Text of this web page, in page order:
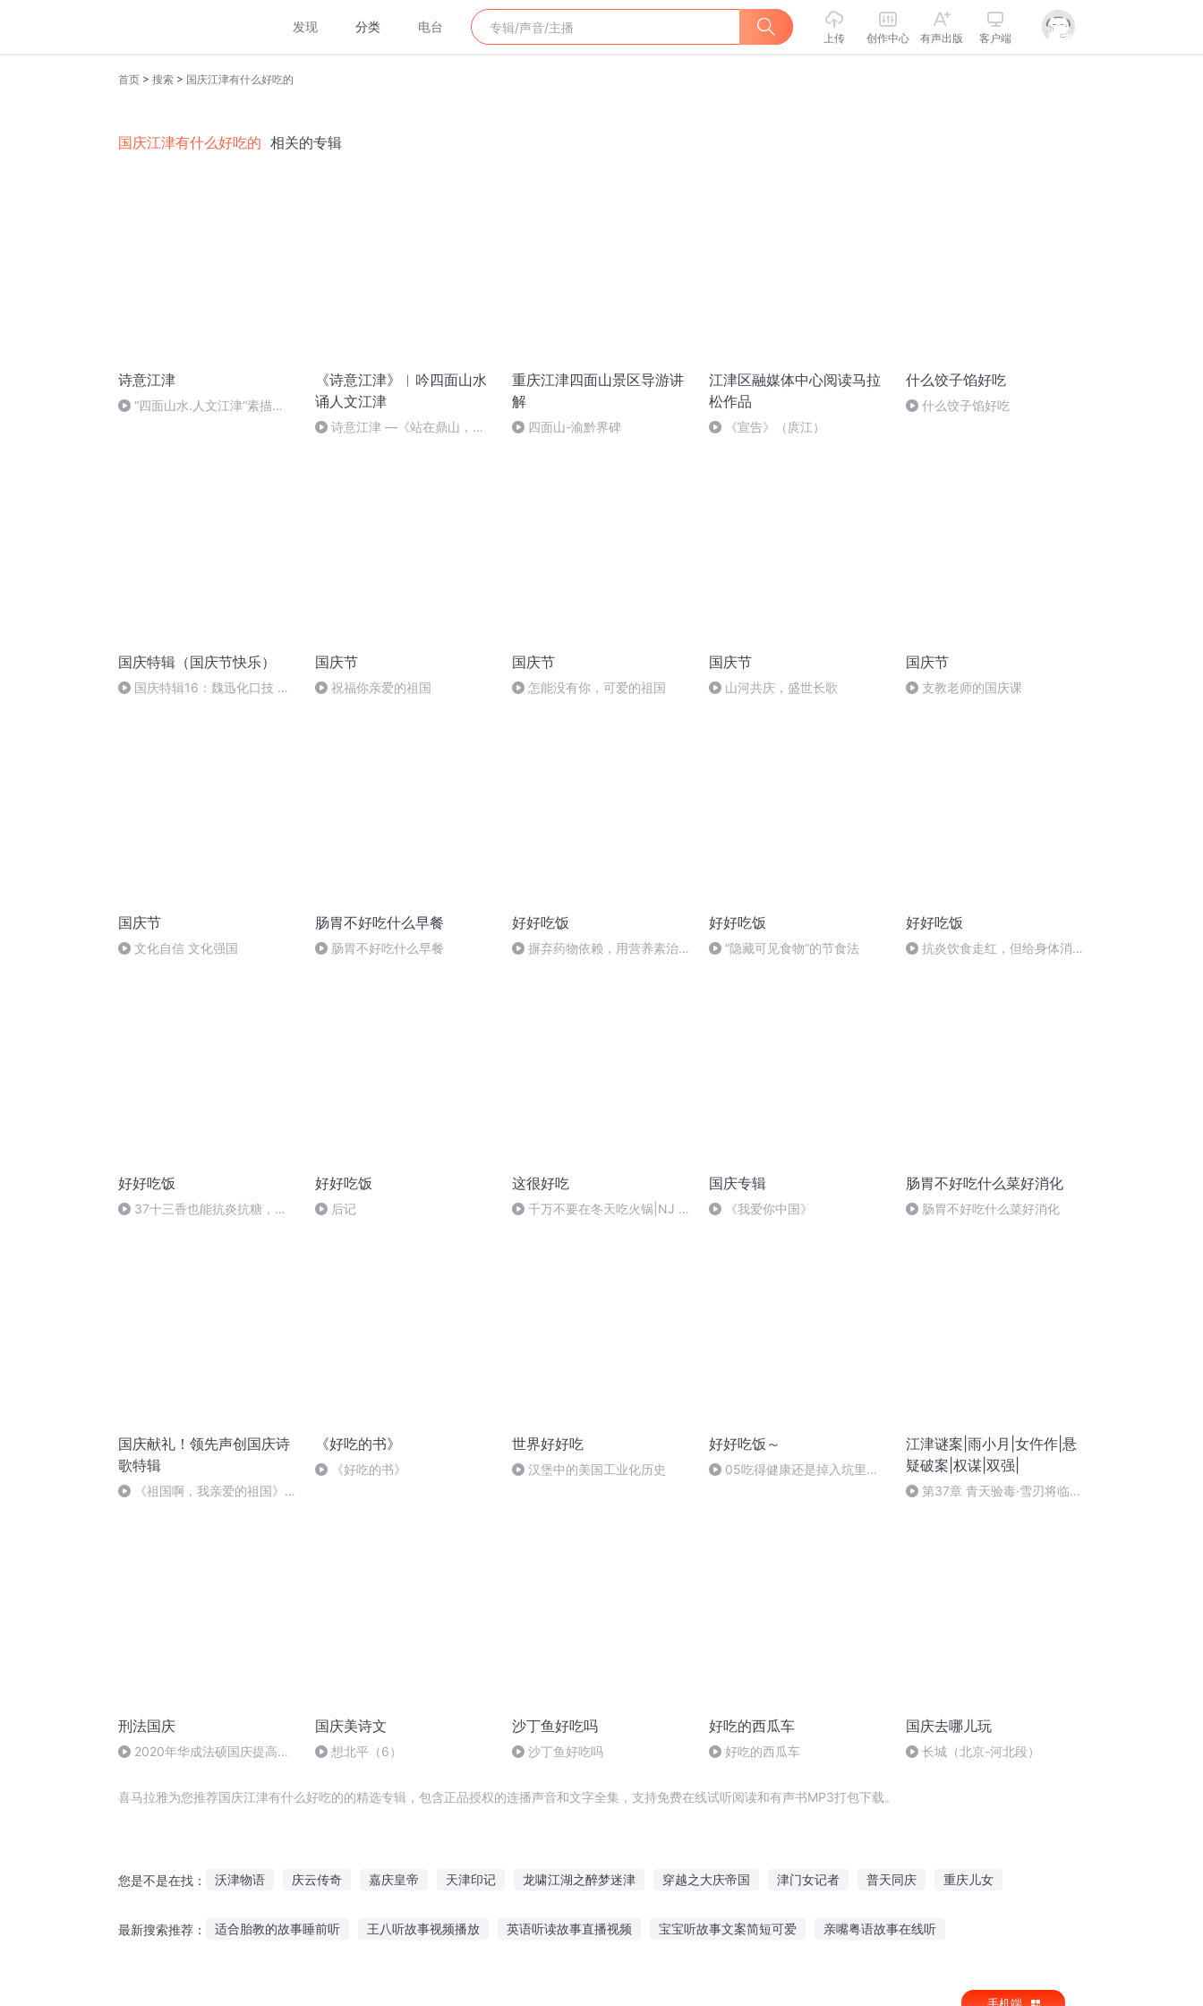
发现 分类 电台
上传 创作中心 有声出版 客户端
首页 > 搜索 > 国庆江津有什么好吃的
国庆江津有什么好吃的 相关的专辑
诗意江津
“四面山水.人文江津”素描
《诗意江津》︳吟四面山水
诵人文江津
诗意江津 —《站在鼎山，我
重庆江津四面山景区导游讲
解
四面山-渝黔界碑
江津区融媒体中心阅读马拉
松作品
《宣告》（庹江）
什么饺子馅好吃
什么饺子馅好吃
国庆特辑（国庆节快乐）
国庆特辑16：魏迅化口技 二
国庆节
祝福你亲爱的祖国
国庆节
怎能没有你，可爱的祖国
国庆节
山河共庆，盛世长歌
国庆节
支教老师的国庆课
国庆节
文化自信 文化强国
肠胃不好吃什么早餐
肠胃不好吃什么早餐
好好吃饭
摒弃药物依赖，用营养素治愈
好好吃饭
“隐藏可见食物”的节食法
好好吃饭
抗炎饮食走红，但给身体消炎
好好吃饭
37十三香也能抗炎抗糖，这
好好吃饭
后记
这很好吃
千万不要在冬天吃火锅|NJ 秋
国庆专辑
《我爱你中国》
肠胃不好吃什么菜好消化
肠胃不好吃什么菜好消化
国庆献礼！领先声创国庆诗
歌特辑
《祖国啊，我亲爱的祖国》温
《好吃的书》
《好吃的书》
世界好好吃
汉堡中的美国工业化历史
好好吃饭～
05吃得健康还是掉入坑里？
江津谜案|雨小月|女仵作|悬
疑破案|权谋|双强|
第37章 青天验毒·雪刃将临
刑法国庆
2020年华成法硕国庆提高班
国庆美诗文
想北平（6）
沙丁鱼好吃吗
沙丁鱼好吃吗
好吃的西瓜车
好吃的西瓜车
国庆去哪儿玩
长城（北京-河北段）
喜马拉雅为您推荐国庆江津有什么好吃的的精选专辑，包含正品授权的连播声音和文字全集，支持免费在线试听阅读和有声书MP3打包下载。
您是不是在找： 沃津物语 庆云传奇 嘉庆皇帝 天津印记 龙啸江湖之醉梦迷津 穿越之大庆帝国 津门女记者 普天同庆 重庆儿女
最新搜索推荐： 适合胎教的故事睡前听 王八听故事视频播放 英语听读故事直播视频 宝宝听故事文案简短可爱 亲嘴粤语故事在线听